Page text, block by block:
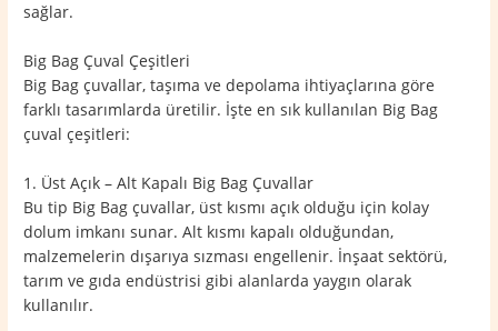
sağlar.
Big Bag Çuval Çeşitleri
Big Bag çuvallar, taşıma ve depolama ihtiyaçlarına göre
farklı tasarımlarda üretilir. İşte en sık kullanılan Big Bag
çuval çeşitleri:
1. Üst Açık – Alt Kapalı Big Bag Çuvallar
Bu tip Big Bag çuvallar, üst kısmı açık olduğu için kolay
dolum imkanı sunar. Alt kısmı kapalı olduğundan,
malzemelerin dışarıya sızması engellenir. İnşaat sektörü,
tarım ve gıda endüstrisi gibi alanlarda yaygın olarak
kullanılır.